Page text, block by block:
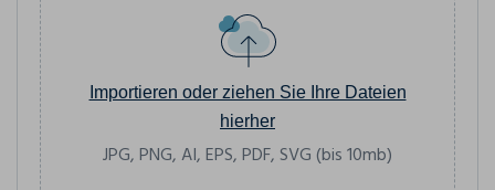
Importieren oder ziehen Sie Ihre Dateien
hierher
JPG, PNG, AI, EPS, PDF, SVG (bis 10mb)